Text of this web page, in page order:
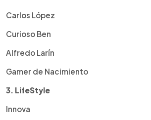
Carlos López
Curioso Ben
Alfredo Larín
Gamer de Nacimiento
3. LifeStyle
Innova